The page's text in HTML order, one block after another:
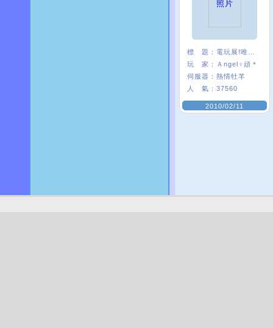
標 題：
玩 家：
Ａngel♀頑＊
伺服器： 熱情牡羊
人 氣： 37560
2010/02/11